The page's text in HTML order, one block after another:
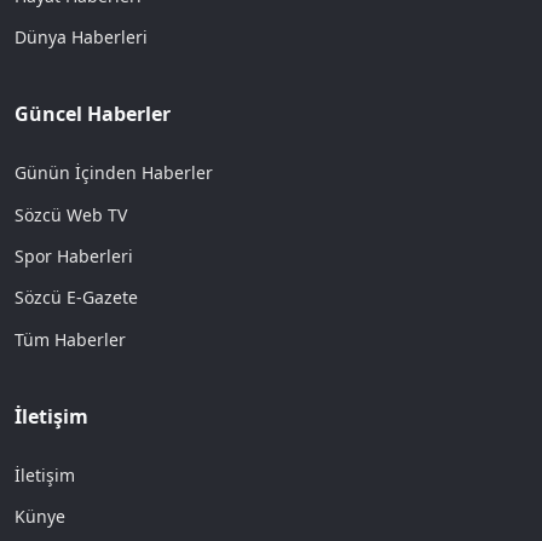
Dünya Haberleri
Güncel Haberler
Günün İçinden Haberler
Sözcü Web TV
Spor Haberleri
Sözcü E-Gazete
Tüm Haberler
İletişim
İletişim
Künye